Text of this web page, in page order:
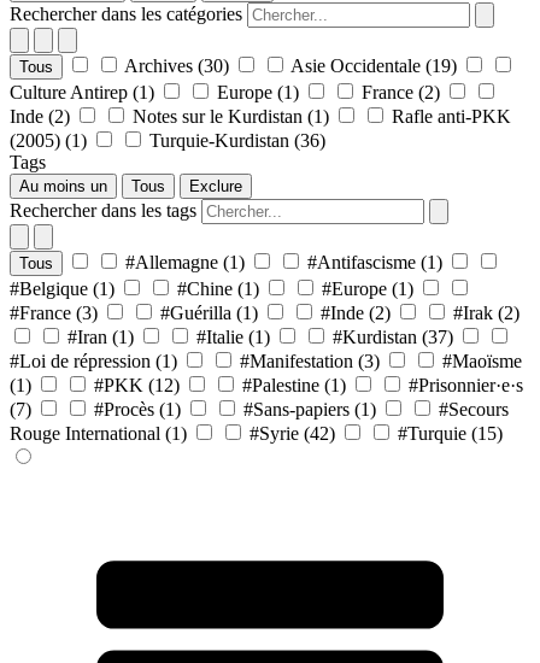
Rechercher dans les catégories
Tous Archives (30) Asie Occidentale (19)
Culture Antirep (1) Europe (1) France (2)
Inde (2) Notes sur le Kurdistan (1)
Rafle anti-PKK
(2005) (1) Turquie-Kurdistan (36)
Tags
Au moins un Tous Exclure
Rechercher dans les tags
Tous #Allemagne (1) #Antifascisme (1)
#Belgique (1) #Chine (1) #Europe (1)
#France (3) #Guérilla (1) #Inde (2) #Irak (2)
#Iran (1) #Italie (1) #Kurdistan (37)
#Loi de répression (1) #Manifestation (3)
#Maoïsme
(1)
#PKK (12) #Palestine (1)
#Prisonnier·e·s
(7)
#Procès (1) #Sans-papiers (1)
#Secours
Rouge International (1) #Syrie (42) #Turquie (15)